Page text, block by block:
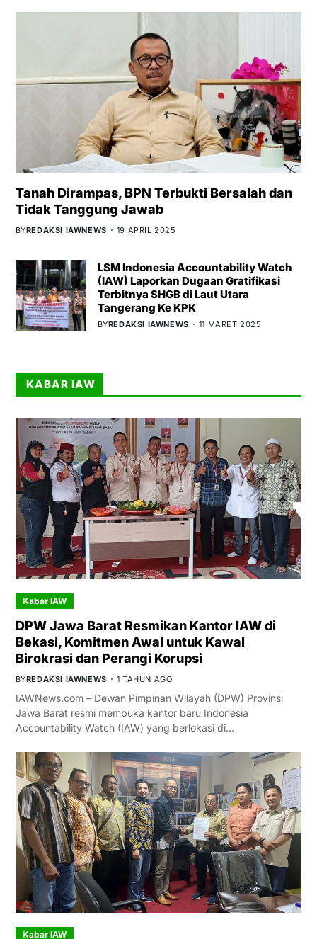
Tanah Dirampas, BPN Terbukti Bersalah dan
Tidak Tanggung Jawab
BYREDAKSI IAWNEWS 19 APRIL 2025
LSM Indonesia Accountability Watch
(IAW) Laporkan Dugaan Gratifikasi
Terbitnya SHGB di Laut Utara
Tangerang Ke KPK
BYREDAKSI IAWNEWS 11 MARET 2025
KABAR IAW
Kabar IAW
DPW Jawa Barat Resmikan Kantor IAW di
Bekasi, Komitmen Awal untuk Kawal
Birokrasi dan Perangi Korupsi
BYREDAKSI IAWNEWS 1 TAHUN AGO
IAWNews.com – Dewan Pimpinan Wilayah (DPW) Provinsi
Jawa Barat resmi membuka kantor baru Indonesia
Accountability Watch (IAW) yang berlokasi di…
Kabar IAW